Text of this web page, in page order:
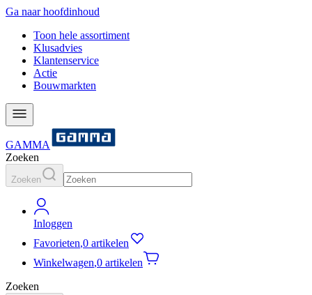
Ga naar hoofdinhoud
Toon hele assortiment
Klusadvies
Klantenservice
Actie
Bouwmarkten
GAMMA
Zoeken
Zoeken
Inloggen
Favorieten,0 artikelen
Winkelwagen,0 artikelen
Zoeken